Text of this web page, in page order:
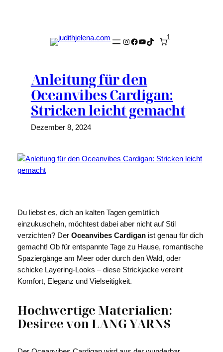
Instagram
Facebook
YouTube
TikTok1
Anleitung für den
Oceanvibes Cardigan:
Stricken leicht gemacht
Dezember 8, 2024
Du liebst es, dich an kalten Tagen gemütlich
einzukuscheln, möchtest dabei aber nicht auf Stil
verzichten? Der Oceanvibes Cardiganist genau für dich
gemacht! Ob für entspannte Tage zu Hause, romantische
Spaziergänge am Meer oder durch den Wald, oder
schicke Layering-Looks – diese Strickjacke vereint
Komfort, Eleganz und Vielseitigkeit.
Hochwertige Materialien:
Desiree von LANG YARNS